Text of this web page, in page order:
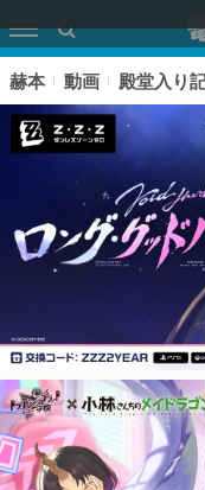
ピックア
電ファミのいま読まれ
赫本 動画 殿堂入り